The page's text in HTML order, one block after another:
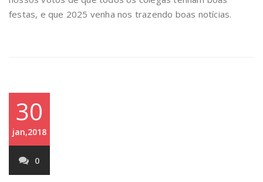
festas, e que 2025 venha nos trazendo boas notícias.
30
jan,2018
0